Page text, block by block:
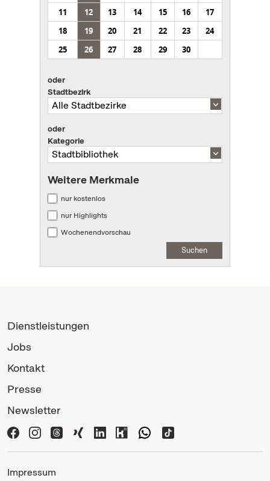
11
12 13 14 15 16
17
18
19 20 21 22 23
24
25
26 27 28 29 30
oder
Stadtbezirk
oder
Kategorie
Weitere Merkmale
nur kostenlos
nur Highlights
Wochenendvorschau
Suchen
Dienstleistungen
Jobs
Kontakt
Presse
Newsletter
Impressum